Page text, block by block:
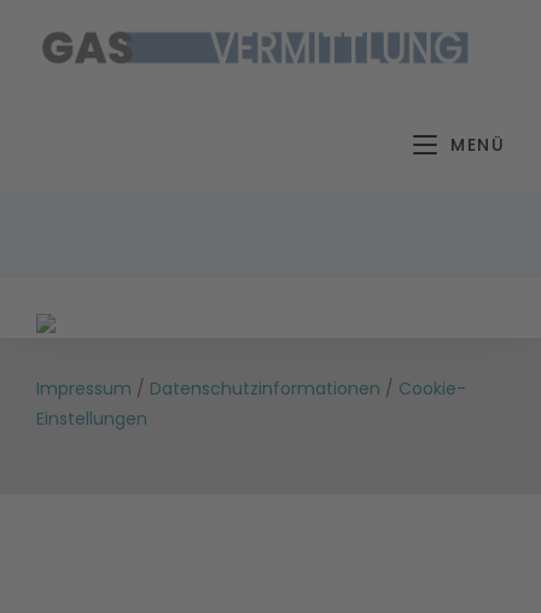
Inhalt
MENÜ
Impressum / Datenschutzinformationen / Cookie-
Einstellungen